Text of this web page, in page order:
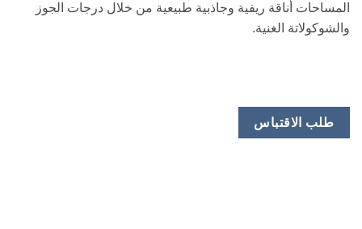
المساحات أناقة ريفية وجاذبية طبيعية من خلال درجات الجوز
والشوكولاتة الغنية.
طلب الاقتباس